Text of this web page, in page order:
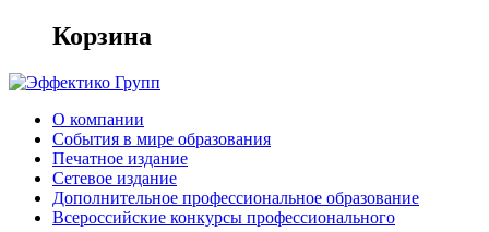
Корзина
О компании
События в мире образования
Печатное издание
Сетевое издание
Дополнительное профессиональное образование
Всероссийские конкурсы профессионального